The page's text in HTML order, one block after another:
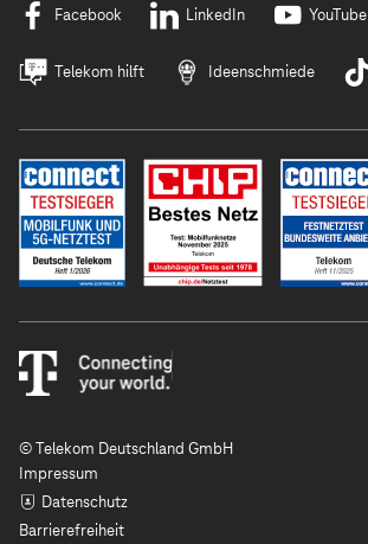
Facebook LinkedIn YouTube
Telekom hilft Ideenschmiede
© Telekom Deutschland GmbH
Impressum
Datenschutz
Barrierefreiheit